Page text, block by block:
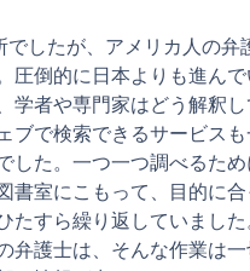
でしたが、アメリカ人の
圧倒的に日本よりも進ん
学者や専門家はどう解釈
ブで検索できるサービス
した。一つ一つ調べるた
書室にこもって、目的に
すら繰り返していました
弁護士は、そんな作業は